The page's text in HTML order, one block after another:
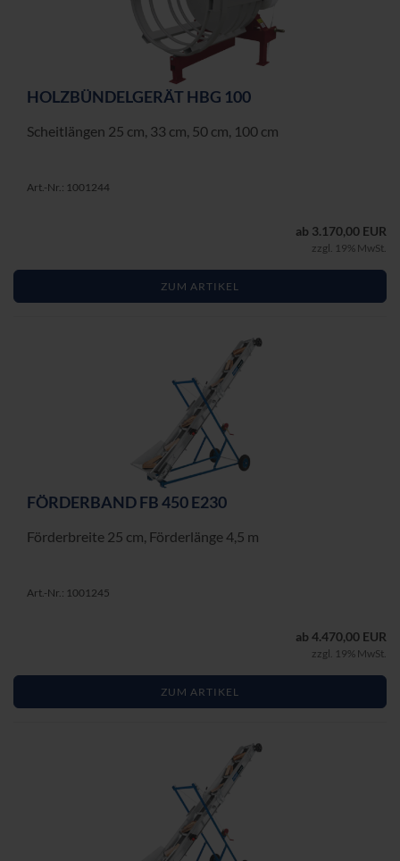
HOLZ­BÜN­DEL­GE­RÄT HBG 100
Scheit­län­gen 25 cm, 33 cm, 50 cm, 100 cm
Art.-Nr.: 1001244
ab 3.170,00 EUR
zzgl. 19% MwSt.
ZUM ARTIKEL
FÖR­DER­BAND FB 450 E230
För­der­brei­te 25 cm, För­der­län­ge 4,5 m
Art.-Nr.: 1001245
ab 4.470,00 EUR
zzgl. 19% MwSt.
ZUM ARTIKEL